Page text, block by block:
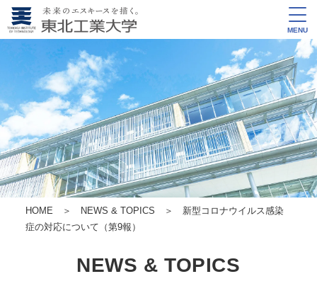
MENU
HOME ＞ NEWS & TOPICS ＞ 新型コロナウイルス感染
症の対応について（第9報）
NEWS & TOPICS